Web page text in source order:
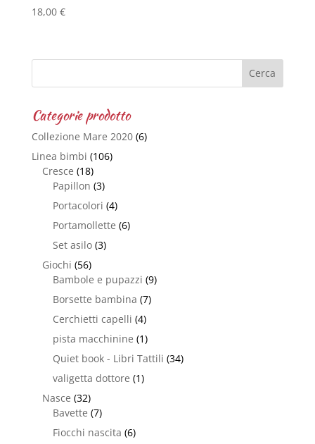
18,00 €
Categorie prodotto
Collezione Mare 2020 (6)
Linea bimbi (106)
Cresce (18)
Papillon (3)
Portacolori (4)
Portamollette (6)
Set asilo (3)
Giochi (56)
Bambole e pupazzi (9)
Borsette bambina (7)
Cerchietti capelli (4)
pista macchinine (1)
Quiet book - Libri Tattili (34)
valigetta dottore (1)
Nasce (32)
Bavette (7)
Fiocchi nascita (6)